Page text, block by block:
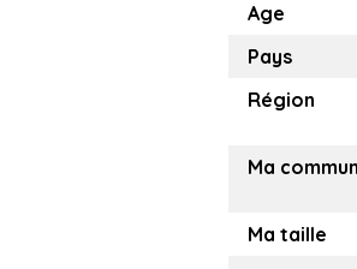
Age
Pays
Région
Ma
Ma taille